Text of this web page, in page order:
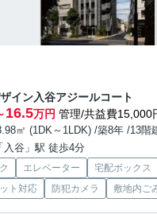
イン入谷アジールコート
16.5万円 管理/共益費15,000
㎡ (1DK～1LDK) /築8年 /13階
入谷」駅 徒歩4分
エレベーター
宅配ボックス
ト対応
防犯カメラ 敷地内ご